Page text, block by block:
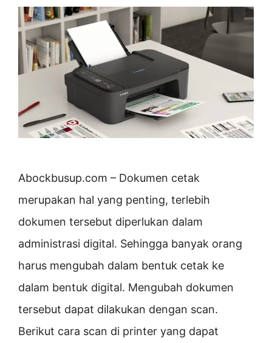
Abockbusup.com – Dokumen cetak
merupakan hal yang penting, terlebih
dokumen tersebut diperlukan dalam
administrasi digital. Sehingga banyak orang
harus mengubah dalam bentuk cetak ke
dalam bentuk digital. Mengubah dokumen
tersebut dapat dilakukan dengan scan.
Berikut cara scan di printer yang dapat